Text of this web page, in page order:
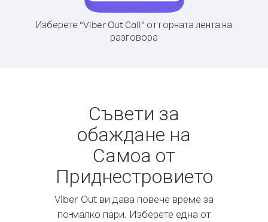
Изберете “Viber Out Call” от горната лента на
разговора
Съвети за
обаждане на
Самоа от
Приднестровието
Viber Out ви дава повече време за
по-малко пари. Изберете една от